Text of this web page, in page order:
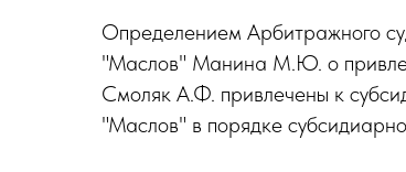
Определением Арбитражного
"Маслов" Манина М.Ю. о
Смоляк А.Ф. привлечены к
"Маслов" в порядке